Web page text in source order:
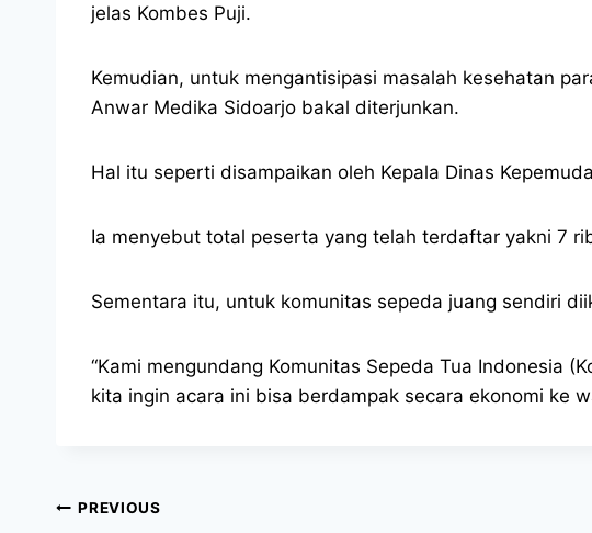
jelas Kombes Puji.
Kemudian, untuk mengantisipasi masalah kesehatan
Anwar Medika Sidoarjo bakal diterjunkan.
Hal itu seperti disampaikan oleh Kepala Dinas
Ia menyebut total peserta yang telah terdaftar yakni 7
Sementara itu, untuk komunitas sepeda juang sendiri
“Kami mengundang Komunitas Sepeda Tua Indonesia
kita ingin acara ini bisa berdampak secara ekonomi ke
PREVIOUS